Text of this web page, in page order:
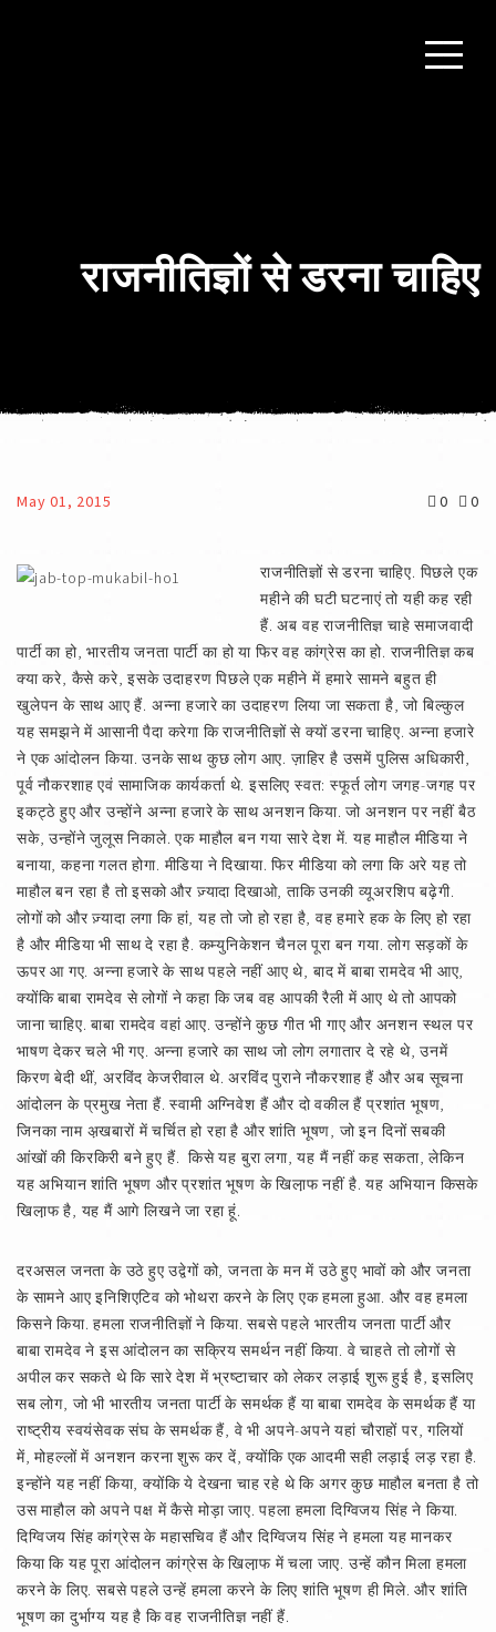
राजनीतिज्ञों से डरना चाहिए
May 01, 2015 0 0
राजनीतिज्ञों से डरना चाहिए. पिछले एक
महीने की घटी घटनाएं तो यही कह रही
हैं. अब वह राजनीतिज्ञ चाहे समाजवादी
पार्टी का हो, भारतीय जनता पार्टी का हो या फिर वह कांग्रेस का हो. राजनीतिज्ञ कब
क्या करे, कैसे करे, इसके उदाहरण पिछले एक महीने में हमारे सामने बहुत ही
खुलेपन के साथ आए हैं. अन्ना हजारे का उदाहरण लिया जा सकता है, जो बिल्कुल
यह समझने में आसानी पैदा करेगा कि राजनीतिज्ञों से क्यों डरना चाहिए. अन्ना हजारे
ने एक आंदोलन किया. उनके साथ कुछ लोग आए. ज़ाहिर है उसमें पुलिस अधिकारी,
पूर्व नौकरशाह एवं सामाजिक कार्यकर्ता थे. इसलिए स्वत: स्फूर्त लोग जगह-जगह पर
इकट्ठे हुए और उन्होंने अन्ना हजारे के साथ अनशन किया. जो अनशन पर नहीं बैठ
सके, उन्होंने जुलूस निकाले. एक माहौल बन गया सारे देश में. यह माहौल मीडिया ने
बनाया, कहना गलत होगा. मीडिया ने दिखाया. फिर मीडिया को लगा कि अरे यह तो
माहौल बन रहा है तो इसको और ज़्यादा दिखाओ, ताकि उनकी व्यूअरशिप बढ़ेगी.
लोगों को और ज़्यादा लगा कि हां, यह तो जो हो रहा है, वह हमारे हक के लिए हो रहा
है और मीडिया भी साथ दे रहा है. कम्युनिकेशन चैनल पूरा बन गया. लोग सड़कों के
ऊपर आ गए. अन्ना हजारे के साथ पहले नहीं आए थे, बाद में बाबा रामदेव भी आए,
क्योंकि बाबा रामदेव से लोगों ने कहा कि जब वह आपकी रैली में आए थे तो आपको
जाना चाहिए. बाबा रामदेव वहां आए. उन्होंने कुछ गीत भी गाए और अनशन स्थल पर
भाषण देकर चले भी गए. अन्ना हजारे का साथ जो लोग लगातार दे रहे थे, उनमें
किरण बेदी थीं, अरविंद केजरीवाल थे. अरविंद पुराने नौकरशाह हैं और अब सूचना
आंदोलन के प्रमुख नेता हैं. स्वामी अग्निवेश हैं और दो वकील हैं प्रशांत भूषण,
जिनका नाम अ़खबारों में चर्चित हो रहा है और शांति भूषण, जो इन दिनों सबकी
आंखों की किरकिरी बने हुए हैं. किसे यह बुरा लगा, यह मैं नहीं कह सकता, लेकिन
यह अभियान शांति भूषण और प्रशांत भूषण के खिला़फ नहीं है. यह अभियान किसके
खिला़फ है, यह मैं आगे लिखने जा रहा हूं.
दरअसल जनता के उठे हुए उद्वेगों को, जनता के मन में उठे हुए भावों को और जनता
के सामने आए इनिशिएटिव को भोथरा करने के लिए एक हमला हुआ. और वह हमला
किसने किया. हमला राजनीतिज्ञों ने किया. सबसे पहले भारतीय जनता पार्टी और
बाबा रामदेव ने इस आंदोलन का सक्रिय समर्थन नहीं किया. वे चाहते तो लोगों से
अपील कर सकते थे कि सारे देश में भ्रष्टाचार को लेकर लड़ाई शुरू हुई है, इसलिए
सब लोग, जो भी भारतीय जनता पार्टी के समर्थक हैं या बाबा रामदेव के समर्थक हैं या
राष्ट्रीय स्वयंसेवक संघ के समर्थक हैं, वे भी अपने-अपने यहां चौराहों पर, गलियों
में, मोहल्लों में अनशन करना शुरू कर दें, क्योंकि एक आदमी सही लड़ाई लड़ रहा है.
इन्होंने यह नहीं किया, क्योंकि ये देखना चाह रहे थे कि अगर कुछ माहौल बनता है तो
उस माहौल को अपने पक्ष में कैसे मोड़ा जाए. पहला हमला दिग्विजय सिंह ने किया.
दिग्विजय सिंह कांग्रेस के महासचिव हैं और दिग्विजय सिंह ने हमला यह मानकर
किया कि यह पूरा आंदोलन कांग्रेस के खिला़फ में चला जाए. उन्हें कौन मिला हमला
करने के लिए. सबसे पहले उन्हें हमला करने के लिए शांति भूषण ही मिले. और शांति
भूषण का दुर्भाग्य यह है कि वह राजनीतिज्ञ नहीं हैं.